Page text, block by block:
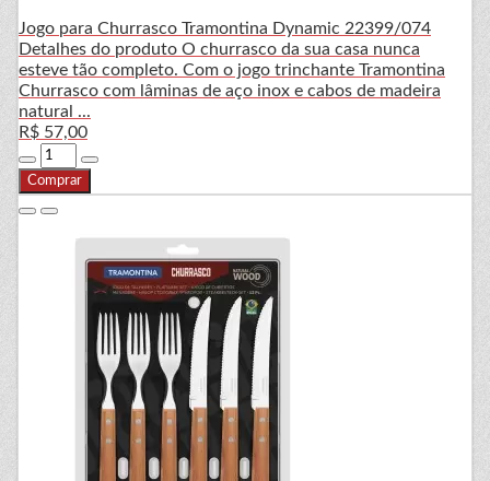
Jogo para Churrasco Tramontina Dynamic 22399/074
Detalhes do produto O churrasco da sua casa nunca
esteve tão completo. Com o jogo trinchante Tramontina
Churrasco com lâminas de aço inox e cabos de madeira
natural ...
R$ 57,00
Comprar